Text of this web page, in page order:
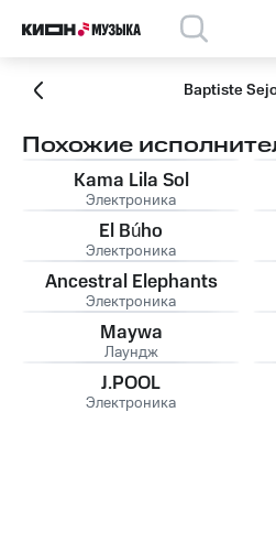
Baptiste
Похожие
Kama Lila Sol
Электроника
El Búho
Электроника
Ancestral Elephants
Электроника
Maywa
Лаундж
J.POOL
Электроника